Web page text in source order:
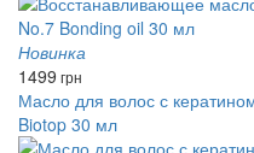
Новинка
1499 грн
Масло для волос с
Biotop 30 мл